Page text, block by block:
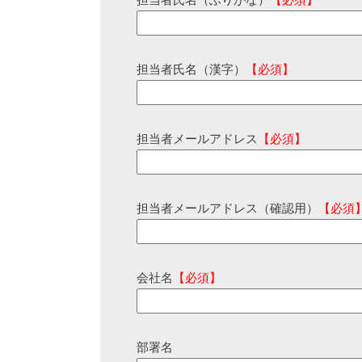
担当者氏名（漢字） 【必須】
担当者メールアドレス 【必須】
担当者メールアドレス（確認用） 【必須
会社名 【必須】
部署名